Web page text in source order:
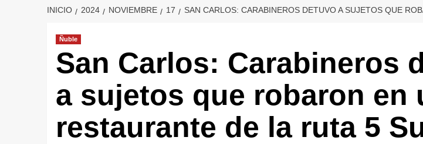
INICIO 2024 NOVIEMBRE 17 SAN CARLOS: CARABINEROS DETUVO A SUJETOS QUE
Ñuble
San Carlos: Carabineros
a sujetos que robaron en
restaurante de la ruta 5